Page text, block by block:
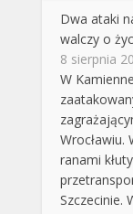
Dwa ataki
walczy o
8 sierpnia
W
Wrocławiu.
ranami
Szczecinie.